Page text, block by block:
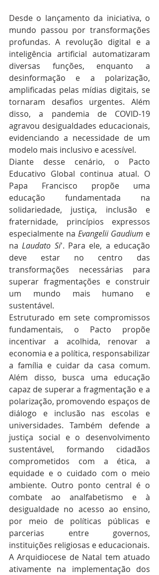
Desde o lançamento da iniciativa, o
mundo passou por transformações
profundas. A revolução digital e a
inteligência artificial automatizaram
diversas funções, enquanto a
desinformação e a polarização,
amplificadas pelas mídias digitais, se
tornaram desafios urgentes. Além
disso, a pandemia de COVID-19
agravou desigualdades educacionais,
evidenciando a necessidade de um
modelo mais inclusivo e acessível.
Diante desse cenário, o Pacto
Educativo Global continua atual. O
Papa Francisco propõe uma
educação fundamentada na
solidariedade, justiça, inclusão e
fraternidade, princípios expressos
especialmente na Evangelii Gaudium e
na Laudato Si'. Para ele, a educação
deve estar no centro das
transformações necessárias para
superar fragmentações e construir
um mundo mais humano e
sustentável.
Estruturado em sete compromissos
fundamentais, o Pacto propõe
incentivar a acolhida, renovar a
economia e a política, responsabilizar
a família e cuidar da casa comum.
Além disso, busca uma educação
capaz de superar a fragmentação e a
polarização, promovendo espaços de
diálogo e inclusão nas escolas e
universidades. Também defende a
justiça social e o desenvolvimento
sustentável, formando cidadãos
comprometidos com a ética, a
equidade e o cuidado com o meio
ambiente. Outro ponto central é o
combate ao analfabetismo e à
desigualdade no acesso ao ensino,
por meio de políticas públicas e
parcerias entre governos,
instituições religiosas e educacionais.
A Arquidiocese de Natal tem atuado
ativamente na implementação dos